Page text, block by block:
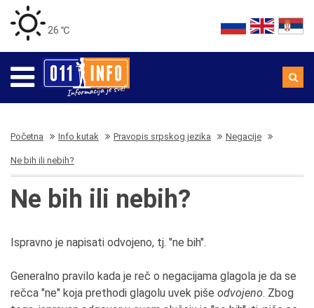
26 ℃
Početna Info kutak Pravopis srpskog jezika Negacije
Ne bih ili nebih?
Ne bih ili nebih?
Ispravno je napisati odvojeno, tj. "ne bih".
Generalno pravilo kada je reč o negacijama glagola je da se
rečca "ne" koja prethodi glagolu uvek piše odvojeno. Zbog